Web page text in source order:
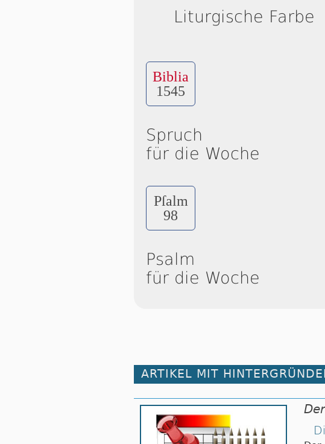
Liturgische Farbe
Biblia
1545
Spruch
für die Woche
Pſalm
98
Psalm
für die Woche
ARTIKEL MIT